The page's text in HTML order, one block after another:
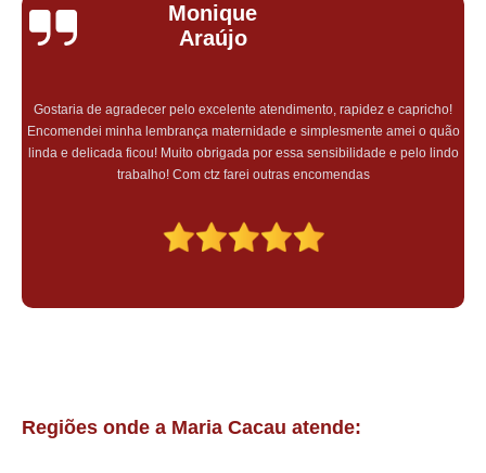
lembrancinha corporativa de páscoa valor Butantã
lembrancinha corporativa personalizada sob encomenda Belém
lembrancinha personalizada para empresas Pompéia
preço de lembrancinha brinde corporativo Vila Maria
lembrancinha corporativa natal valor Vila Carrão
encomendar lembrancinha de páscoa corporativa Piracicaba
lembrancinha corporativa personalizada Rio Pequeno
Monique
Araújo
Gostaria de agradecer pelo excelente atendimento, rapidez e capricho!
Encomendei minha lembrança maternidade e simplesmente amei o quão
linda e delicada ficou! Muito obrigada por essa sensibilidade e pelo lindo
trabalho! Com ctz farei outras encomendas
Regiões onde a Maria Cacau atende: